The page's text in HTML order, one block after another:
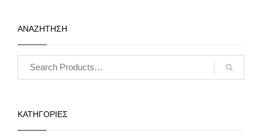
ΑΝΑΖΗΤΗΣΗ
ΚΑΤΗΓΟΡΙΕΣ